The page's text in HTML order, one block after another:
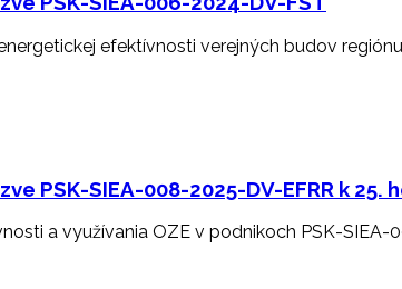
efektívnosti verejných budov
PSK-SIEA-008-2025-DV-EFRR k 25.
a využívania OZE v podnikoch PSK-